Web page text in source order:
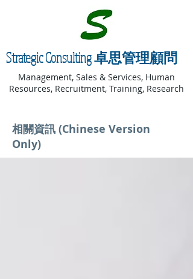
Strategic Consulting 卓思管理顧問
Management, Sales & Services, Human
Resources, Recruitment, Training, Research
相關資訊 (Chinese Version
Only)